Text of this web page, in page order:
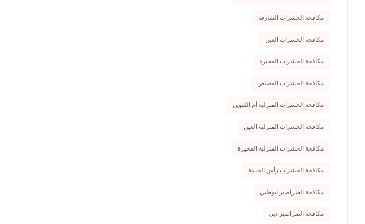
مكافحة الحشرات الشارقة
مكافحة الحشرات العين
مكافحة الحشرات الفجيرة
مكافحة الحشرات القصيص
مكافحة الحشرات المنزلية أم القيوين
مكافحة الحشرات المنزلية العين
مكافحة الحشرات المنزلية الفجيرة
مكافحة الحشرات رأس الخيمة
مكافحة الصراصير ابوظبي
مكافحة الصراصير دبي